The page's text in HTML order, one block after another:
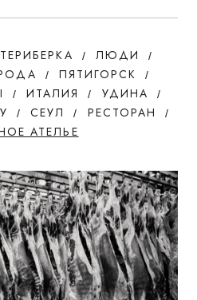
ТЕРИБЕРКА
ЛЮДИ
ПЯТИГОРСК
ИТАЛИЯ
УДИНА
СЕУЛ
РЕСТОРАН
АТЕЛЬЕ